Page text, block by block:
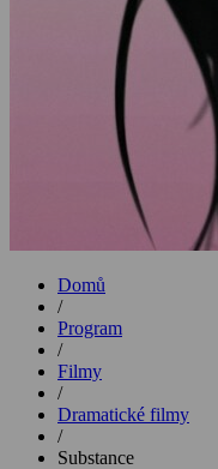
Domů
/
Program
/
Filmy
/
Dramatické filmy
/
Substance